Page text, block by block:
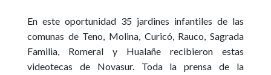
En este oportunidad 35 jardines infantiles de las
comunas de Teno, Molina, Curicó, Rauco, Sagrada
Familia, Romeral y Hualañe recibieron estas
videotecas de Novasur. Toda la prensa de la